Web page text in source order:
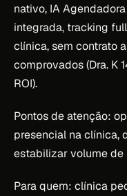
nativo, IA
integrada, tracking
clínica, sem contrato
comprovados (Dra. K
ROI).
Pontos de atenção:
presencial na clínica,
estabilizar volume de
Para quem: clínica